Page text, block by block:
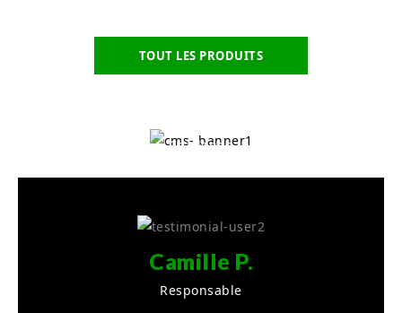
TOUT LES PRODUITS
Challenge
Georges
Clemenceau
Camille P.
Responsable